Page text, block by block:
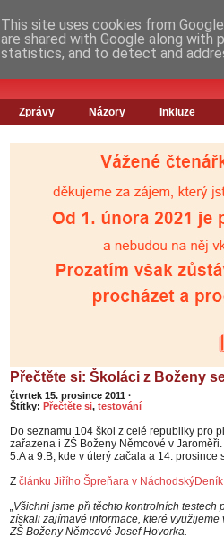
Zprávy Názory Inkluze
Přečtěte si: Školáci z Boženy
čtvrtek 15. prosince 2011 ·
Štítky: Přečtěte si, testování
Do seznamu 104 škol z celé republiky pro
zařazena i ZŠ Boženy Němcové v
5.A a 9.B, kde v úterý začala a 14. prosince
Z článku Jiřího Špreňara v
„Všichni jsme při těchto kontrolních
získali zajímavé informace, které
ZŠ Boženy Němcové Josef Hovorka.
This site uses cookies from
are shared with Google along
statistics, and to detect and